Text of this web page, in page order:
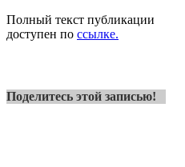
Полный текст публикации
доступен по ссылке.
Поделитесь этой записью!